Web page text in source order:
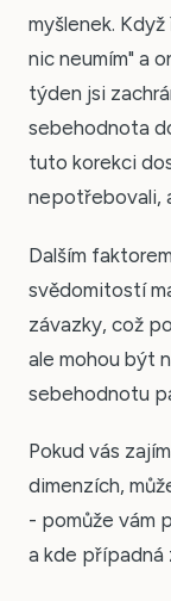
myšlenek.
nic neumím" a
týden jsi
sebehodnota
tuto korekci
nepotřebovali,
Dalším
svědomitostí
závazky, což
ale mohou být
sebehodnotu
Pokud vás
dimenzích,
- pomůže vám
a kde případná